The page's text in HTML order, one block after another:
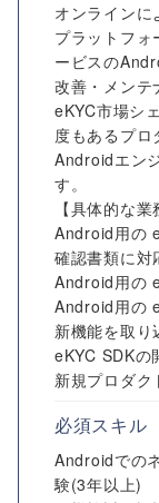
オンラインに
プラットフォ
ービスの
改善・メンテ
eKYC市場シ
度もあるプロ
Androidエン
す。
【具体的な業
Android用の
確認書類に対
Android用の
Android用の
新機能を取り
eKYC SDKの
新規プロダク
必須スキル
Androidでの
験(3年以上)